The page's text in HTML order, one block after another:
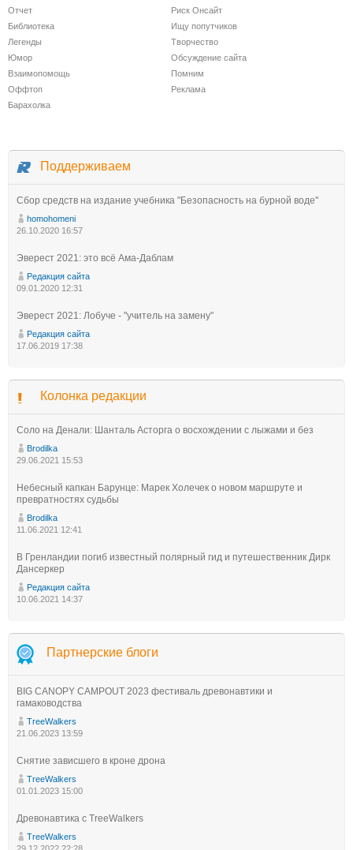
Отчет
Риск Онсайт
Библиотека
Ищу попутчиков
Легенды
Творчество
Юмор
Обсуждение сайта
Взаимопомощь
Помним
Оффтоп
Реклама
Барахолка
Поддерживаем
Сбор средств на издание учебника "Безопасность на бурной воде"
homohomeni
26.10.2020 16:57
Эверест 2021: это всё Ама-Даблам
Редакция сайта
09.01.2020 12:31
Эверест 2021: Лобуче - "учитель на замену"
Редакция сайта
17.06.2019 17:38
Колонка редакции
Соло на Денали: Шанталь Асторга о восхождении с лыжами и без
Brodilka
29.06.2021 15:53
Небесный капкан Барунце: Марек Холечек о новом маршруте и
превратностях судьбы
Brodilka
11.06.2021 12:41
В Гренландии погиб известный полярный гид и путешественник Дирк
Дансеркер
Редакция сайта
10.06.2021 14:37
Партнерские блоги
BIG CANOPY CAMPOUT 2023 фестиваль древонавтики и
гамаководства
TreeWalkers
21.06.2023 13:59
Снятие зависшего в кроне дрона
TreeWalkers
01.01.2023 15:00
Древонавтика с TreeWalkers
TreeWalkers